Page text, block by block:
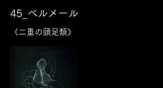
45_ベルメール
《二重の頭足類》